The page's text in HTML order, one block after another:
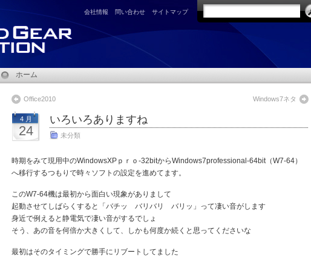
会社情報 問い合わせ サイトマップ
ホーム
Office2010 Windows7ネタ
4 月
24
いろいろありますね
未分類
時期をみて現用中のWindowsXPｐｒｏ-32bitからWindows7professional-64bit（W7-64）
へ移行するつもりで時々ソフトの設定を進めてます。
このW7-64機は最初から面白い現象がありまして
起動させてしばらくすると「バチッ バリバリ バリッ」って凄い音がします
身近で例えると静電気で凄い音がするでしょ
そう、あの音を何倍か大きくして、しかも何度か続くと思ってくださいな
最初はそのタイミングで勝手にリブートしてました